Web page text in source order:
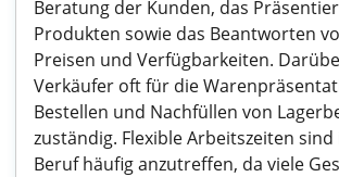
Beratung der Kunden, das
Produkten sowie das Beantworten
Preisen und Verfügbarkeiten.
Verkäufer oft für die
Bestellen und Nachfüllen von
zuständig. Flexible Arbeitszeiten sind
Beruf häufig anzutreffen, da viele